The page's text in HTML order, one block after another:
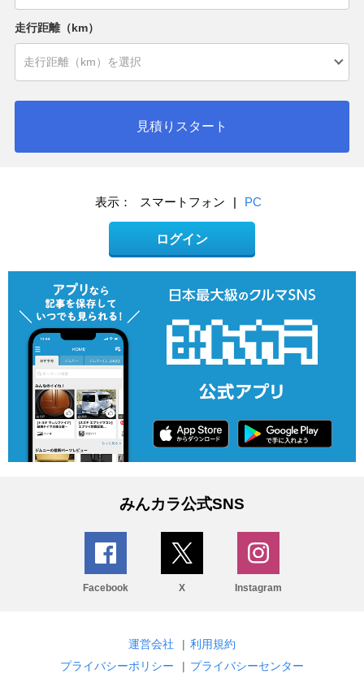
走行距離（km）
見積りスタート
表示： スマートフォン | PC
ログイン
みんカラ公式SNS
Facebook X Instagram
運営会社 | 利用規約
プライバシーポリシー
| プライバシーセンター